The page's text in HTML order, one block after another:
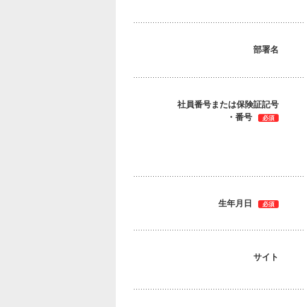
部署名
社員番号または保険証記号
・番号
必須
生年月日 必須
サイト